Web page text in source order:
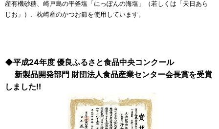
産有機砂糖、崎戸島の平釜塩「にっぽんの海塩」（若しくは「天日あら
じお」）、枕崎産のかつお節を使用しています。
◆平成24年度 優良ふるさと食品中央コンクール
新製品開発部門 財団法人食品産業センター会長賞を受賞
しました!!